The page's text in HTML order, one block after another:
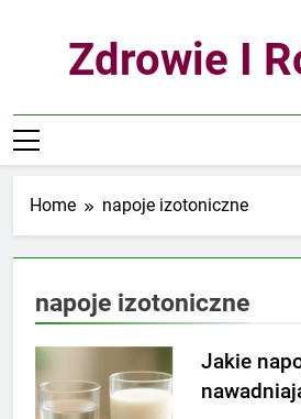
Zdrowie I
Home napoje izotoniczne
napoje izotoniczne
Jakie